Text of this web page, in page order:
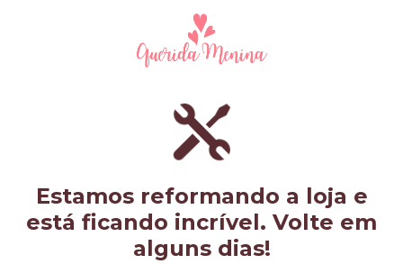
Estamos reformando a loja e
está ficando incrível. Volte em
alguns dias!